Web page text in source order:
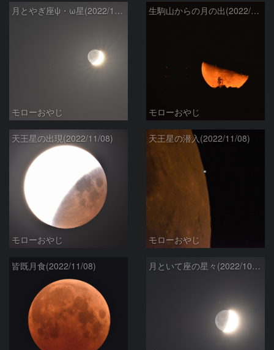
月とやぎ座ψ・ω星(2022/11/28)
モローおやじ
生駒山からの月の出(2022/11/16)
モローおやじ
天王星の出現(2022/11/08)
モローおやじ
天王星の潜入(2022/11/08)
モローおやじ
皆既月食(2022/11/08) 月といて座の星々(2022/10/31)